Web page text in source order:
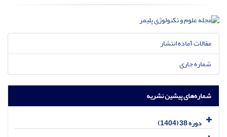
مقالات آماده انتشار
شماره جاری
شماره‌های پیشین نشریه
دوره 38 (1404)